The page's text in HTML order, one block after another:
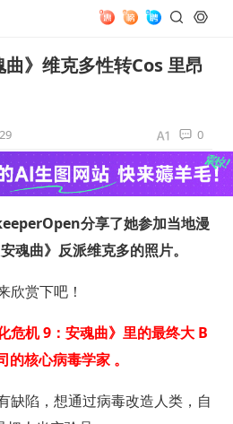
曲》维克多性转Cos 里昂
0
分享了她参加当地漫
魂曲》反派维克多的照片。
欣赏下吧！
危机 9：安魂曲》里的最终大 B
的核心病毒学家 。
缺陷，想通过病毒改造人类，自